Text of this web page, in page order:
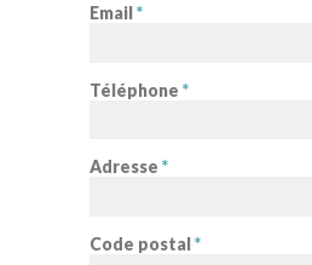
Email*
Téléphone *
Adresse *
Code postal*